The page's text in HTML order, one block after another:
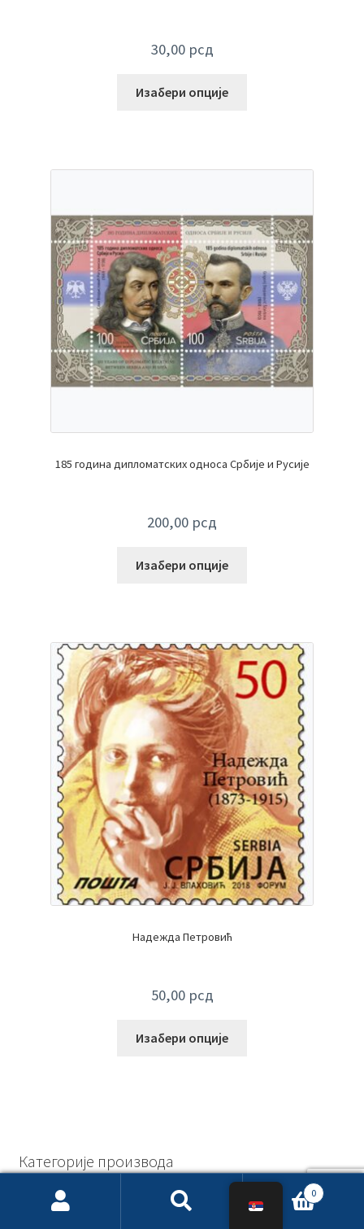
30,00 рсд
Изабери опције
185 година дипломатских односа Србије и Русије
200,00 рсд
Изабери опције
Надежда Петровић
50,00 рсд
Изабери опције
Категорије производа
Година издања
(903)
Претрага
Претражи
0